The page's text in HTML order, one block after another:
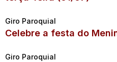
Giro Paroquial
Celebre a festa do
Giro Paroquial